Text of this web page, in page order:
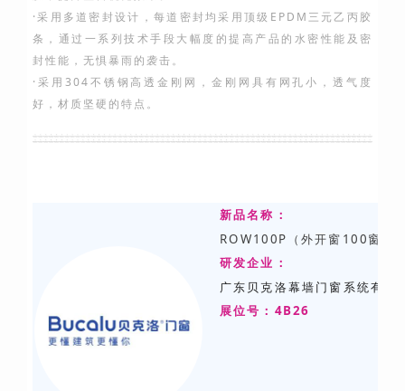
·采用多道密封设计，每道密封均采用顶级EPDM三元乙丙胶
条，通过一系列技术手段大幅度的提高产品的水密性能及密
封性能，无惧暴雨的袭击。
·采用304不锈钢高透金刚网，金刚网具有网孔小，透气度
好，材质坚硬的特点。
新品名称：
ROW100P（外开窗100窗纱
研发企业：
广东贝克洛幕墙门窗系统有限
展位号：4B26